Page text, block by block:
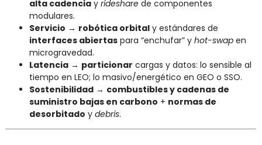
alta cadencia y rideshare de componentes
modulares.
Servicio → robótica orbital y estándares de
interfaces abiertas para “enchufar” y hot-swap en
microgravedad.
Latencia → particionar cargas y datos: lo sensible al
tiempo en LEO; lo masivo/energético en GEO o SSO.
Sostenibilidad → combustibles y cadenas de
suministro bajas en carbono + normas de
desorbitado y debris.